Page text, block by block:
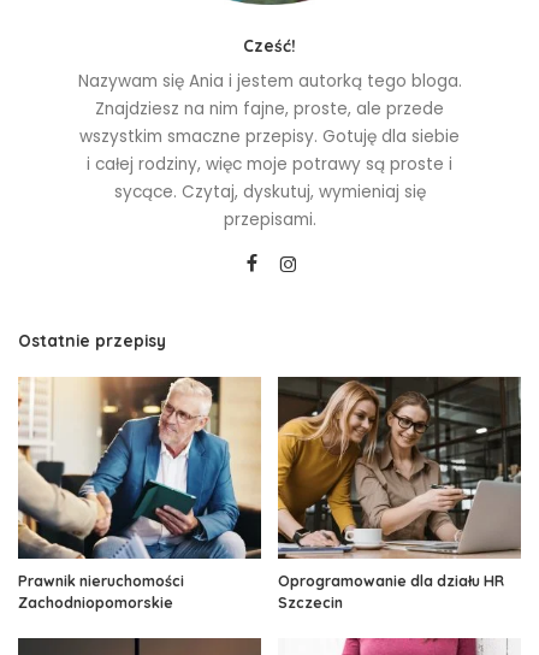
Cześć!
Nazywam się Ania i jestem autorką tego bloga.
Znajdziesz na nim fajne, proste, ale przede
wszystkim smaczne przepisy. Gotuję dla siebie
i całej rodziny, więc moje potrawy są proste i
sycące. Czytaj, dyskutuj, wymieniaj się
przepisami.
Ostatnie przepisy
Prawnik nieruchomości
Zachodniopomorskie
Oprogramowanie dla działu HR
Szczecin